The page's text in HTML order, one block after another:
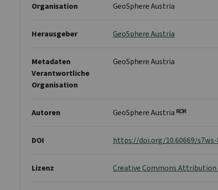
Organisation GeoSphere Austria
Herausgeber GeoSphere Austria
Metadaten
Verantwortliche
Organisation
GeoSphere Austria
Autoren GeoSphere Austria
DOI https://doi.org/10.60669/s7ws-
Lizenz Creative Commons